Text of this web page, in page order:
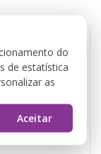
do
de estatística
as
Aceitar